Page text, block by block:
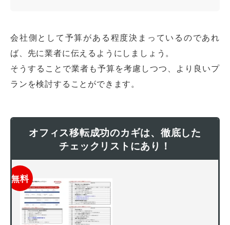
会社側として予算がある程度決まっているのであれ
ば、先に業者に伝えるようにしましょう。
そうすることで業者も予算を考慮しつつ、より良いプ
ランを検討することができます。
オフィス移転成功のカギは、徹底した
チェックリストにあり！
無料